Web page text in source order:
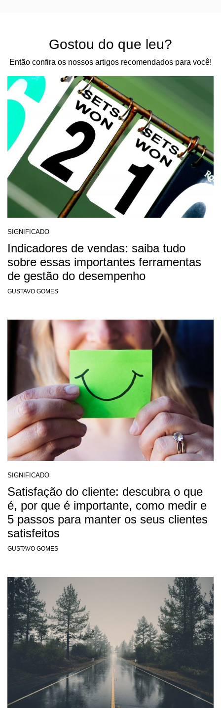
Gostou do que leu?
Então confira os nossos artigos recomendados para você!
SIGNIFICADO
Indicadores de vendas: saiba tudo
sobre essas importantes ferramentas
de gestão do desempenho
GUSTAVO GOMES
SIGNIFICADO
Satisfação do cliente: descubra o que
é, por que é importante, como medir e
5 passos para manter os seus clientes
satisfeitos
GUSTAVO GOMES